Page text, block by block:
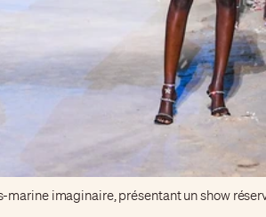
marine imaginaire, présentant un show